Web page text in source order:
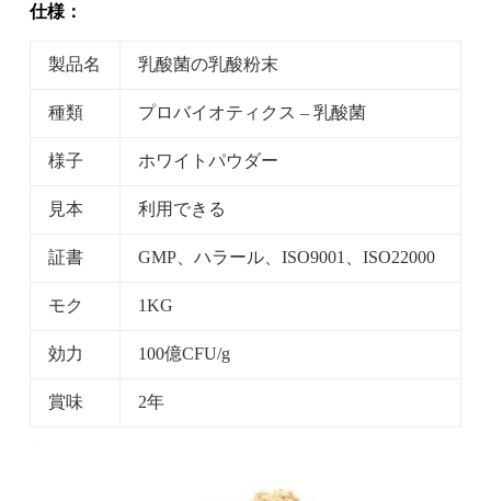
仕様：
製品名 乳酸菌の乳酸粉末
種類 プロバイオティクス – 乳酸菌
様子 ホワイトパウダー
見本 利用できる
証書 GMP、ハラール、ISO9001、ISO22000
モク 1KG
効力 100億CFU/g
賞味 2年